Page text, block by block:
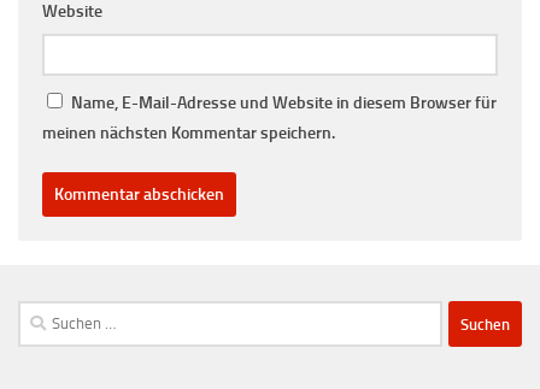
Website
Name, E-Mail-Adresse und Website in diesem Browser für
meinen nächsten Kommentar speichern.
Suchen
nach: